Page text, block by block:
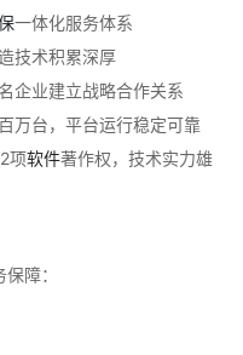
一体化服务体系
技术积累深厚
企业建立战略合作关系
万台，平台运行稳定可靠
项软件著作权，技术实力雄
障：